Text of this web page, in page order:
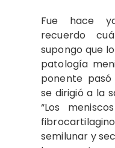
Fue hace
recuerdo
supongo que
patología
ponente
se dirigió a la
“Los
semilunar y